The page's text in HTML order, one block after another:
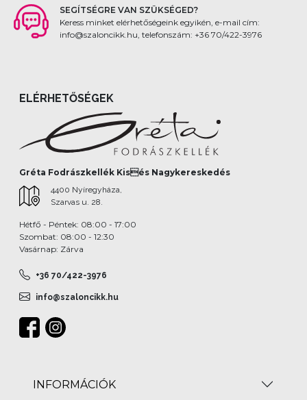
SEGÍTSÉGRE VAN SZÜKSÉGED?
Keress minket elérhetőségeink egyikén, e-mail cím:
info@szaloncikk.hu, telefonszám: +36 70/422-3976
ELÉRHETŐSÉGEK
Gréta Fodrászkellék Kisés Nagykereskedés
4400 Nyíregyháza,
Szarvas u. 28.
Hétfő - Péntek: 08:00 - 17:00
Szombat: 08:00 - 12:30
Vasárnap: Zárva
+36 70/422-3976
info@szaloncikk.hu
INFORMÁCIÓK